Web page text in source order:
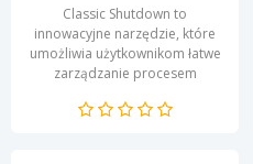
Classic Shutdown to
innowacyjne narzędzie, które
umożliwia użytkownikom łatwe
zarządzanie procesem
systemu operacyjnego.